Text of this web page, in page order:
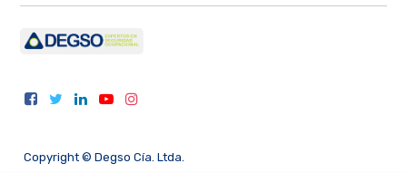
Copyright © Degso Cía. Ltda.